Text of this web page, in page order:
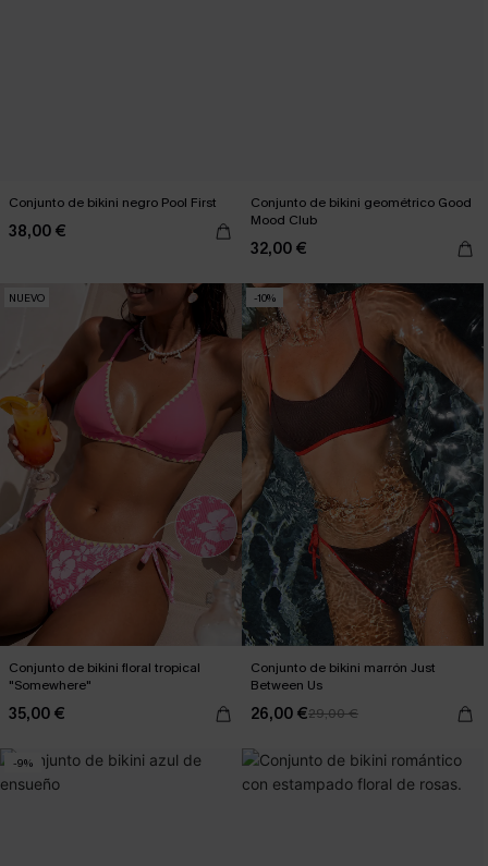
Conjunto de bikini negro Pool First
38,00 €
Conjunto de bikini geométrico Good
Mood Club
32,00 €
NUEVO
Conjunto de bikini floral tropical
"Somewhere"
35,00 €
-10%
Conjunto de bikini marrón Just
Between Us
26,00 €29,00 €
-9%